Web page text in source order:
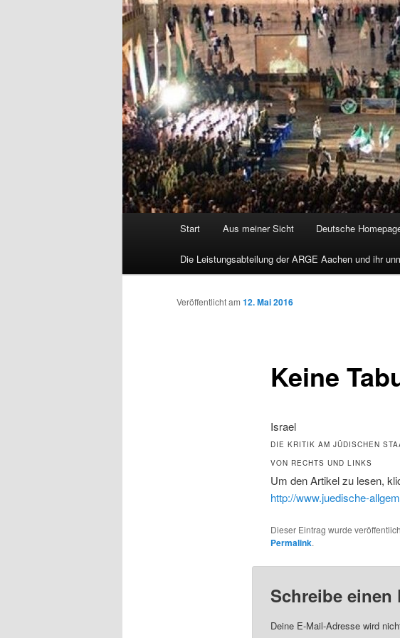
Start Aus meiner Sicht Deutsche
Die Leistungsabteilung der ARGE Aachen und ihr
Keine
Veröffentlicht am 12. Mai 2016
Israel
DIE KRITIK AM JÜDISCHEN
VON RECHTS UND LINKS
Um den Artikel zu lesen,
http://www.juedische-
Dieser Eintrag wurde
Permalink.
Schreibe einen
Deine E-Mail-Adresse wird